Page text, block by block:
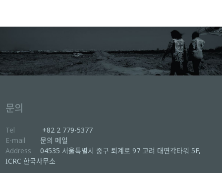
문의
Tel
+82 2 779-5377
E-mail
문의 메일
Address
04535 서울특별시 중구 퇴계로 97 고려 대연각타워 5F,
ICRC 한국사무소